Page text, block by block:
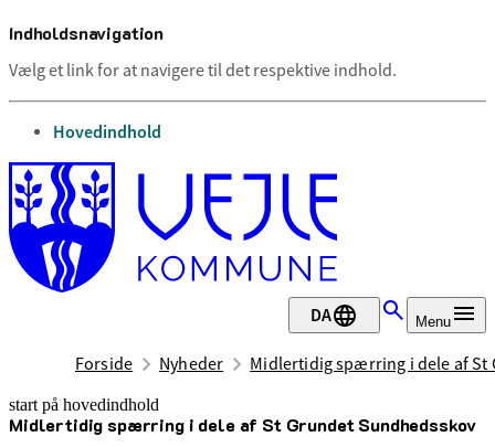
Indholdsnavigation
Vælg et link for at navigere til det respektive indhold.
gå til
Hovedindhold
DA Menu
Forside Nyheder Midlertidig spærring i dele af St
start på hovedindhold
Midlertidig spærring i dele af St Grundet Sundhedsskov
senest opdateret 22. april 2025